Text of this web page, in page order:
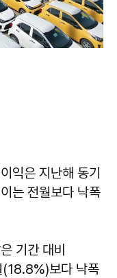
익은 지난해 동기
는 전월보다 낙폭
기간 대비
보다 낙폭